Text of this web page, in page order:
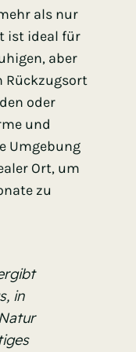
als nur
ist ideal für
aber
Rückzugsort
oder
und
Umgebung
Ort, um
zu
in